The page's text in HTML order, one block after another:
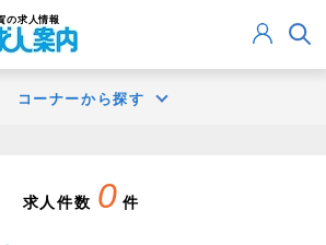
の求人情報
コーナーから探す
求人件数 0 件